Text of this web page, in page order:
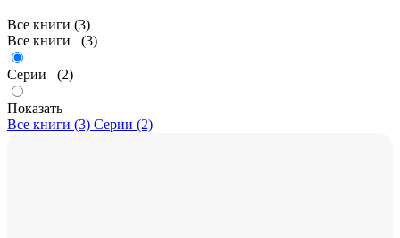
Все книги (3)
Все книги (3)
Серии (2)
Показать
Все книги (3) Серии (2)